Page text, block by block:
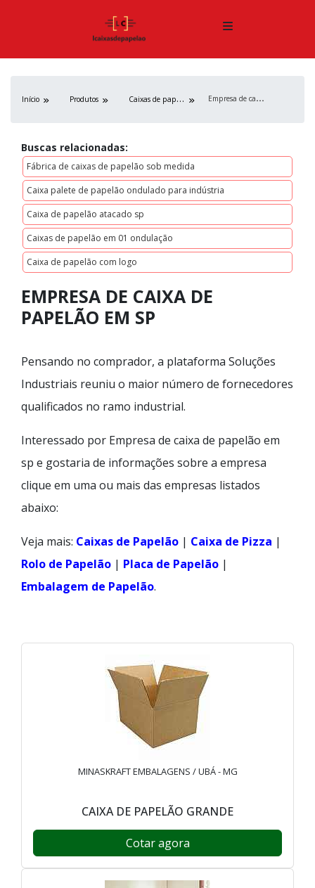
Início Produtos C
aixas de papelão E
mpresa de caixa de papelão em sp
Buscas relacionadas:
Fábrica de caixas de papelão sob medida
Caixa palete de papelão ondulado para indústria
Caixa de papelão atacado sp
Caixas de papelão em 01 ondulação
Caixa de papelão com logo
EMPRESA DE CAIXA DE
PAPELÃO EM SP
Pensando no comprador, a plataforma Soluções
Industriais reuniu o maior número de fornecedores
qualificados no ramo industrial.
Interessado por Empresa de caixa de papelão em
sp e gostaria de informações sobre a empresa
clique em uma ou mais das empresas listados
abaixo:
Veja mais: Caixas de Papelão | Caixa de Pizza |
Rolo de Papelão | Placa de Papelão |
Embalagem de Papelão.
MINASKRAFT EMBALAGENS / UBÁ - MG
CAIXA DE PAPELÃO GRANDE
Cotar agora